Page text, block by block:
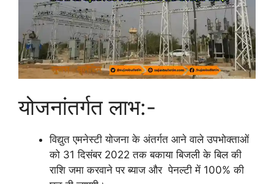
योजनांतर्गत लाभ:-
विद्युत एमनेस्टी योजना के अंतर्गत आने वाले उपभोक्ताओं
को 31 दिसंबर 2022 तक बकाया बिजली के बिल की
राशि जमा करवाने पर ब्याज और पेनल्टी में 100% की